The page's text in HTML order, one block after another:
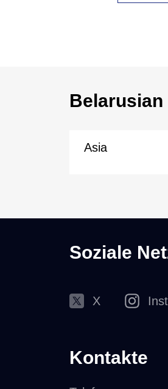
Asia
Soziale
X
Kontakte